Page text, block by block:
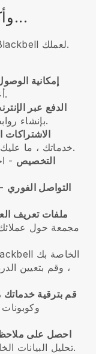
وأكثر من ذلك بكثير...
هناك الكثير مما يمكن أن تفعله منصة Blackbell لعملك.
إمكانية
أعمالك من هاتفك الذكي أينما كنت.
الدفع عبر
بإنشاء روابط الدفع وعروض الأسعار لعملائك.
الاشتراكات
خدماتك ، ما عليك سوى إعداد اشتراك وحجز متكرر.
التخصيص -
التواصل الفوري
ملفات تعريف
مجمعة حول
، وقم بتعيين
قم بترقية
احصل على
تحليل البيانات الخاصة بك وتحسين عملك وفقا لذلك.